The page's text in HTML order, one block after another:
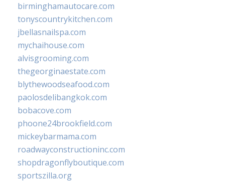
birminghamautocare.com
tonyscountrykitchen.com
jbellasnailspa.com
mychaihouse.com
alvisgrooming.com
thegeorginaestate.com
blythewoodseafood.com
paolosdelibangkok.com
bobacove.com
phoone24brookfield.com
mickeybarmama.com
roadwayconstructioninc.com
shopdragonflyboutique.com
sportszilla.org